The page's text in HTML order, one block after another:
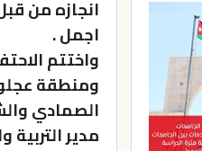
انجازه من
اجمل .
واختتم
ومنطقة
الصمادي
مدير التربية